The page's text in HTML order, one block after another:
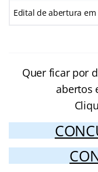
Edital de abertura em
Quer ficar por
abertos